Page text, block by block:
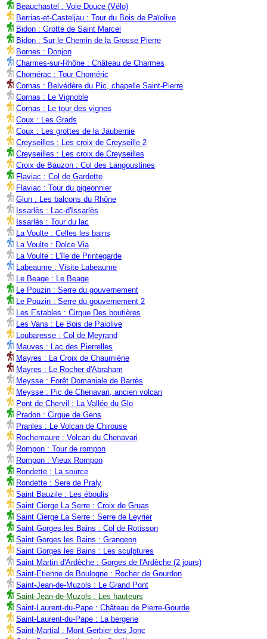
Beauchastel : Voie Douce (Vélo)
Berrias-et-Casteljau : Tour du Bois de Païolive
Bidon : Grotte de Saint Marcel
Bidon : Sur le Chemin de la Grosse Pierre
Bornes : Donjon
Charmes-sur-Rhône : Château de Charmes
Chomérac : Tour Choméric
Cornas : Belvédère du Pic, chapelle Saint-Pierre
Cornas : Le Vignoble
Cornas : Le tour des vignes
Coux : Les Grads
Coux : Les grottes de la Jaubernie
Creyseilles : Les croix de Creyseille 2
Creyseilles : Les croix de Creyseilles
Croix de Bauzon : Col des Langoustines
Flaviac : Col de Gardette
Flaviac : Tour du pigeonnier
Glun : Les balcons du Rhône
Issarlès : Lac-d'Issarlès
Issarlès : Tour du lac
La Voulte : Celles les bains
La Voulte : Dolce Via
La Voulte : L'île de Printegarde
Labeaume : Visite Labeaume
Le Beage : Le Beage
Le Pouzin : Serre du gouvernement
Le Pouzin : Serre du gouvernement 2
Les Estables : Cirque Des boutières
Les Vans : Le Bois de Paiolive
Loubaresse : Col de Meyrand
Mauves : Lac des Pierrelles
Mayres : La Croix de Chaumiène
Mayres : Le Rocher d'Abraham
Meysse : Forêt Domaniale de Barrès
Meysse : Pic de Chenavari, ancien volcan
Pont de Chervil : La Vallée du Glo
Pradon : Cirque de Gens
Pranles : Le Volcan de Chirouse
Rochemaure : Volcan du Chenavari
Rompon : Tour de rompon
Rompon : Vieux Rompon
Rondette : La source
Rondette : Sere de Praly
Saint Bauzile : Les éboulis
Saint Cierge La Serre : Croix de Gruas
Saint Cierge La Serre : Serre de Leyrier
Saint Gorges les Bains : Col de Rotisson
Saint Gorges les Bains : Grangeon
Saint Gorges les Bains : Les sculptures
Saint Martin d'Ardèche : Gorges de l'Ardèche (2 jours)
Saint-Etienne de Boulogne : Rocher de Gourdon
Saint-Jean-de-Muzols : Le Grand Pont
Saint-Jean-de-Muzols : Les hauteurs
Saint-Laurent-du-Pape : Château de Pierre-Gourde
Saint-Laurent-du-Pape : La bergerie
Saint-Martial : Mont Gerbier des Jonc